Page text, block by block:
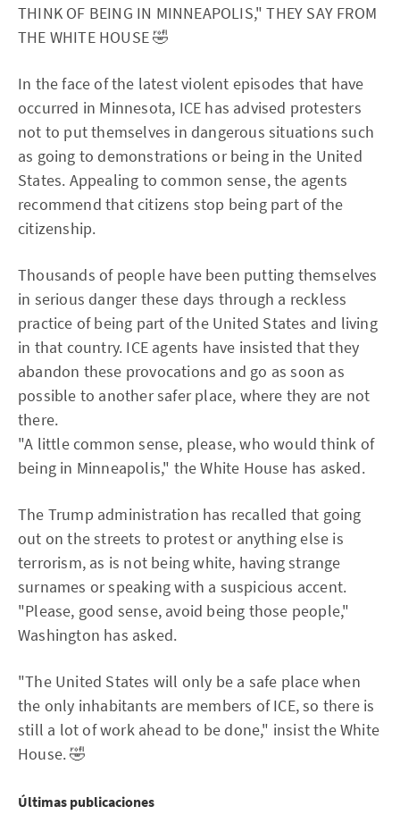
THINK OF BEING IN MINNEAPOLIS," THEY SAY FROM
THE WHITE HOUSE 🤣
In the face of the latest violent episodes that have
occurred in Minnesota, ICE has advised protesters
not to put themselves in dangerous situations such
as going to demonstrations or being in the United
States. Appealing to common sense, the agents
recommend that citizens stop being part of the
citizenship.
Thousands of people have been putting themselves
in serious danger these days through a reckless
practice of being part of the United States and living
in that country. ICE agents have insisted that they
abandon these provocations and go as soon as
possible to another safer place, where they are not
there.
"A little common sense, please, who would think of
being in Minneapolis," the White House has asked.
The Trump administration has recalled that going
out on the streets to protest or anything else is
terrorism, as is not being white, having strange
surnames or speaking with a suspicious accent.
"Please, good sense, avoid being those people,"
Washington has asked.
"The United States will only be a safe place when
the only inhabitants are members of ICE, so there is
still a lot of work ahead to be done," insist the White
House. 🤣
Últimas publicaciones